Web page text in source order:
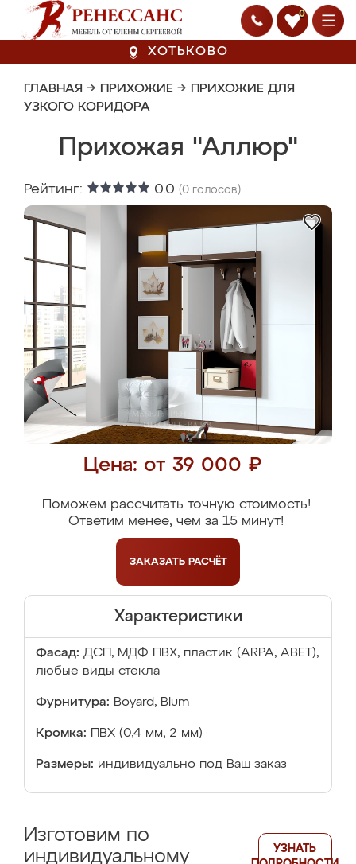
0
ХОТЬКОВО
ГЛАВНАЯ → ПРИХОЖИЕ → ПРИХОЖИЕ ДЛЯ
УЗКОГО КОРИДОРА
Прихожая "Аллюр"
Рейтинг: 0.0 (0 голосов)
Цена: от 39 000 ₽
Поможем рассчитать точную стоимость!
Ответим менее, чем за 15 минут!
ЗАКАЗАТЬ РАСЧЁТ
Характеристики
Фасад: ДСП, МДФ ПВХ, пластик (ARPA, ABET),
любые виды стекла
Фурнитура: Boyard, Blum
Кромка: ПВХ (0,4 мм, 2 мм)
Размеры: индивидуально под Ваш заказ
Изготовим по
индивидуальному
УЗНАТЬ